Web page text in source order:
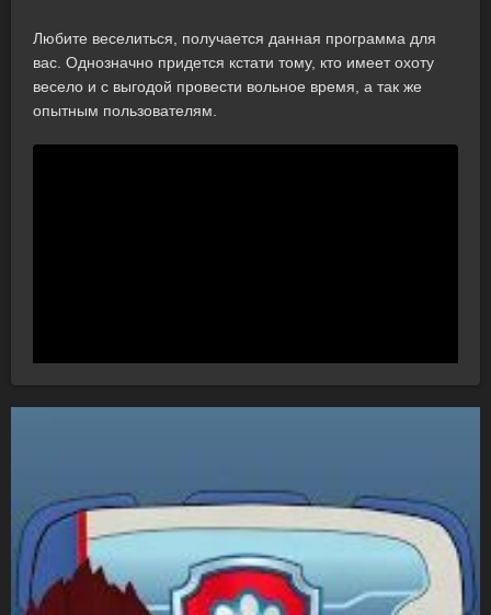
Любите веселиться, получается данная программа для
вас. Однозначно придется кстати тому, кто имеет охоту
весело и с выгодой провести вольное время, а так же
опытным пользователям.